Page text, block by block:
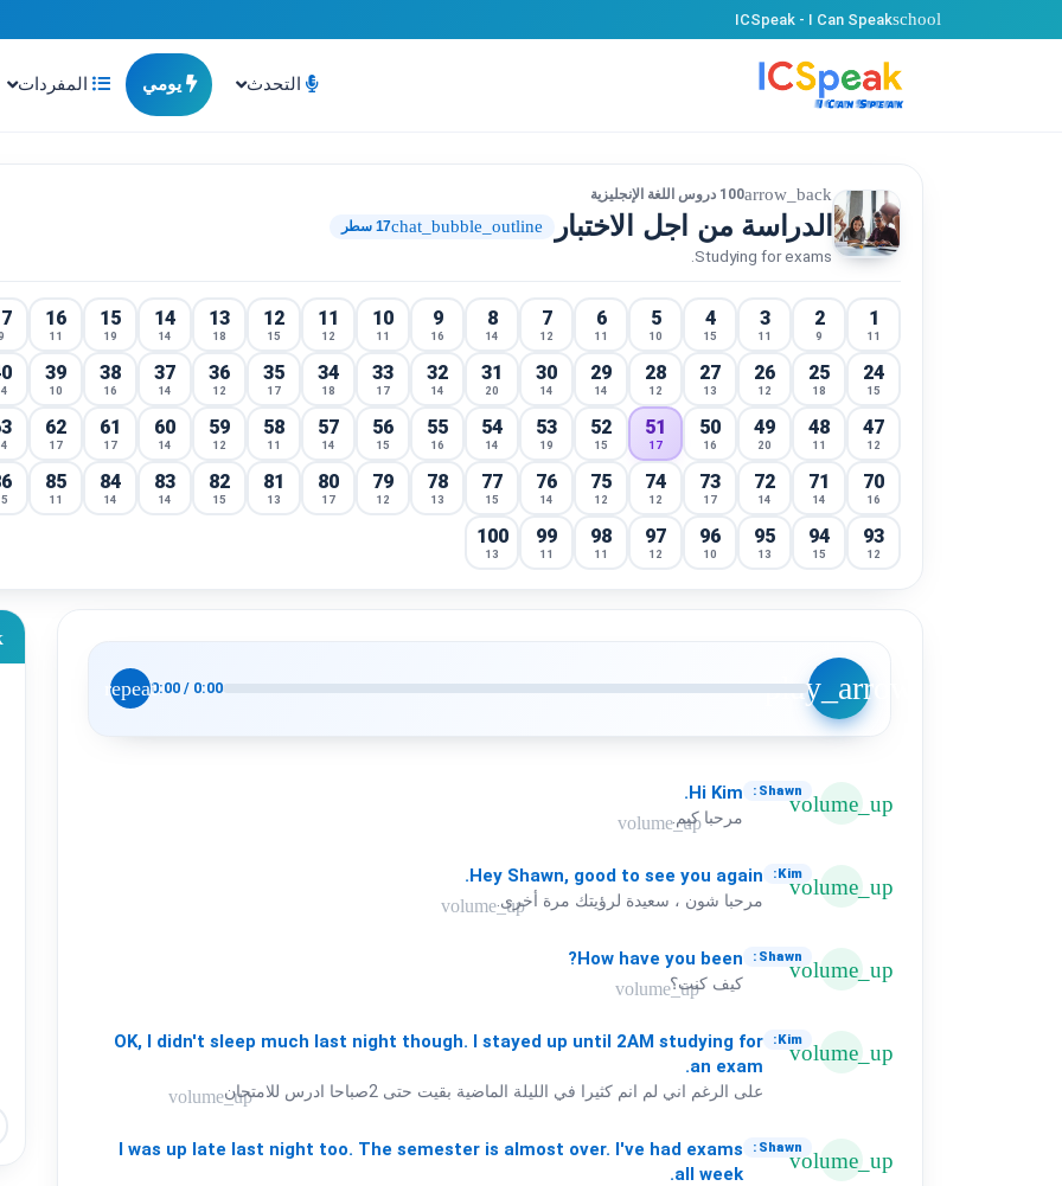
school
ICSpeak - I Can Speak
التحدث يومي المفردات
arrow_back100 دروس اللغة الإنجليزية
الدراسة من اجل الاختبار chat_bubble_outline17 سطر
Studying for exams.
1
11
2
9
3
11
4
15
5
10
6
11
7
12
8
14
9
16
10
11
11
12
12
15
13
18
14
14
15
19
16
11
24
15
25
18
26
12
27
13
28
12
29
14
30
14
31
20
32
14
33
17
34
18
35
17
36
12
37
14
38
16
39
10
47
12
48
11
49
20
50
16
51
17
52
15
53
19
54
14
55
16
56
15
57
14
58
11
59
12
60
14
61
17
62
17
70
16
71
14
72
14
73
17
74
12
75
12
76
14
77
15
78
13
79
12
80
17
81
13
82
15
83
14
84
14
85
11
93
12
94
15
95
13
96
10
97
12
98
11
99
11
100
13
play_arrow
0:00
/
0:00
repeat
volume_up
Shawn:
Hi Kim.
مرحبا كيم.volume_up
volume_up
Kim:
Hey Shawn, good to see you again.
مرحبا شون ، سعيدة لرؤيتك مرة أخرى.volume_up
volume_up
Shawn:
How have you been?
كيف كنت؟volume_up
volume_up
Kim:
OK, I didn't sleep much last night though. I stayed up until 2AM studying for
an exam.
على الرغم اني لم انم كثيرا في الليلة الماضية بقيت حتى 2صباحا ادرس للامتحان volume_up
volume_up
Shawn:
I was up late last night too. The semester is almost over. I've had exams
all week.